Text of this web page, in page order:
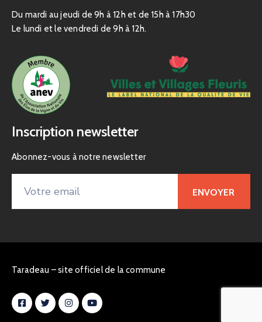
Du mardi au jeudi de 9h à 12h et de 15h à 17h30
Le lundi et le vendredi de 9h à 12h.
Inscription newsletter
Abonnez-vous à notre newsletter
Taradeau – site officiel de la commune